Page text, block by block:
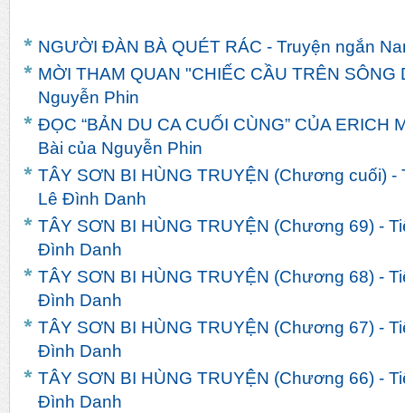
NGƯỜI ĐÀN BÀ QUÉT RÁC - Truyện ngắn
MỜI THAM QUAN "CHIẾC CẦU TRÊN SÔNG
Nguyễn Phin
ĐỌC “BẢN DU CA CUỐI CÙNG” CỦA ERICH
Bài của Nguyễn Phin
TÂY SƠN BI HÙNG TRUYỆN (Chương cuối) -
Lê Đình Danh
TÂY SƠN BI HÙNG TRUYỆN (Chương 69) -
Đình Danh
TÂY SƠN BI HÙNG TRUYỆN (Chương 68) -
Đình Danh
TÂY SƠN BI HÙNG TRUYỆN (Chương 67) -
Đình Danh
TÂY SƠN BI HÙNG TRUYỆN (Chương 66) -
Đình Danh